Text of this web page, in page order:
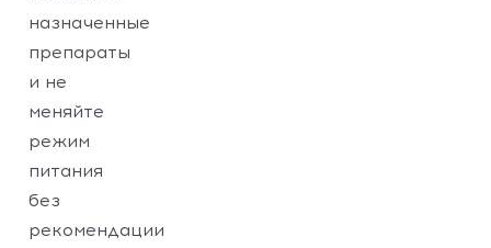
назначенные
препараты
и не
меняйте
режим
питания
без
рекомендации